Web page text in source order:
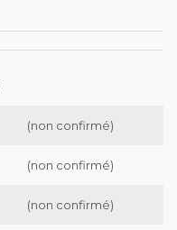
(non confirmé)
(non confirmé)
(non confirmé)